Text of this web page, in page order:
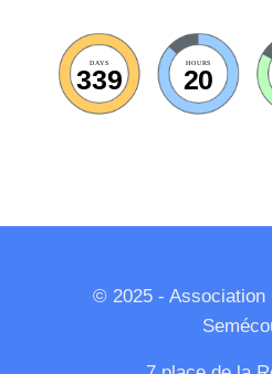
DAYS
339
HOURS
20
© 2025 - Association